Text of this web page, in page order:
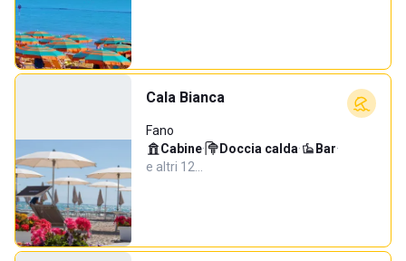
Cala Bianca
Fano
Cabine· Doccia calda· Bar·
e altri 12…